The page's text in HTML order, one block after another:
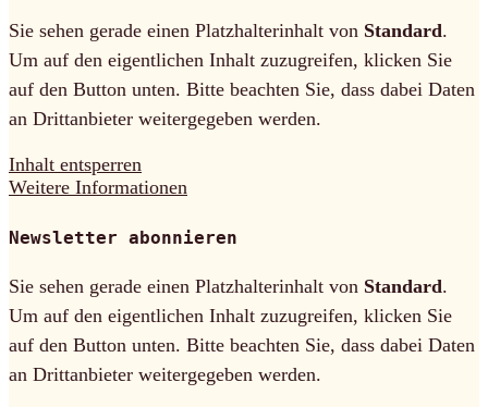
Sie sehen gerade einen Platzhalterinhalt von Standard.
Um auf den eigentlichen Inhalt zuzugreifen, klicken Sie
auf den Button unten. Bitte beachten Sie, dass dabei Daten
an Drittanbieter weitergegeben werden.
Inhalt entsperren
Weitere Informationen
Newsletter abonnieren
Sie sehen gerade einen Platzhalterinhalt von Standard.
Um auf den eigentlichen Inhalt zuzugreifen, klicken Sie
auf den Button unten. Bitte beachten Sie, dass dabei Daten
an Drittanbieter weitergegeben werden.